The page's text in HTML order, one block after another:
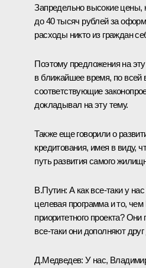
Запредельно высокие цены,
до 40 тысяч рублей за
расходы никто из граждан
Поэтому предложения на
в ближайшее время, по всей
соответствующие
докладывал на эту тему.
Также еще говорили о
кредитования, имея в виду,
путь развития самого
В.Путин: А как все‑таки у
целевая программа и то,
приоритетного проекта?
все‑таки они дополняют друг
Д.Медведев: У нас,